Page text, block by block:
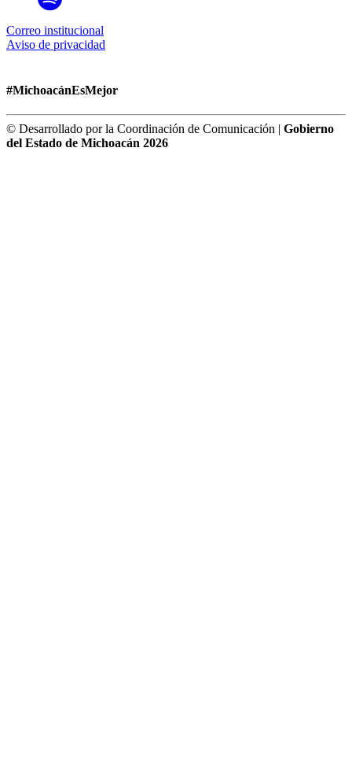
Correo institucional
Aviso de privacidad
#MichoacánEsMejor
© Desarrollado por la Coordinación de Comunicación | Gobierno
del Estado de Michoacán 2026